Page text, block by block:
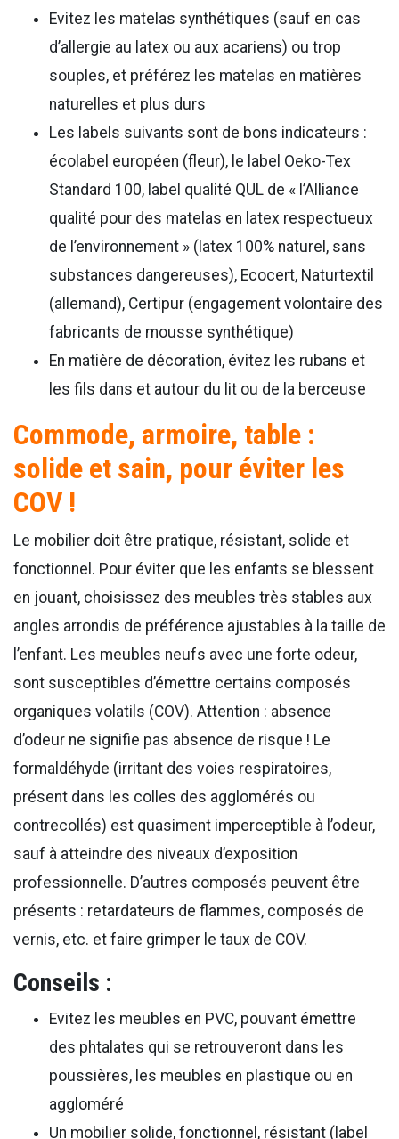
Evitez les matelas synthétiques (sauf en cas
d’allergie au latex ou aux acariens) ou trop
souples, et préférez les matelas en matières
naturelles et plus durs
Les labels suivants sont de bons indicateurs :
écolabel européen (fleur), le label Oeko-Tex
Standard 100, label qualité QUL de « l’Alliance
qualité pour des matelas en latex respectueux
de l’environnement » (latex 100% naturel, sans
substances dangereuses), Ecocert, Naturtextil
(allemand), Certipur (engagement volontaire des
fabricants de mousse synthétique)
En matière de décoration, évitez les rubans et
les fils dans et autour du lit ou de la berceuse
Commode, armoire, table :
solide et sain, pour éviter les
COV !
Le mobilier doit être pratique, résistant, solide et
fonctionnel. Pour éviter que les enfants se blessent
en jouant, choisissez des meubles très stables aux
angles arrondis de préférence ajustables à la taille de
l’enfant. Les meubles neufs avec une forte odeur,
sont susceptibles d’émettre certains composés
organiques volatils (COV). Attention : absence
d’odeur ne signifie pas absence de risque ! Le
formaldéhyde (irritant des voies respiratoires,
présent dans les colles des agglomérés ou
contrecollés) est quasiment imperceptible à l’odeur,
sauf à atteindre des niveaux d’exposition
professionnelle. D’autres composés peuvent être
présents : retardateurs de flammes, composés de
vernis, etc. et faire grimper le taux de COV.
Conseils :
Evitez les meubles en PVC, pouvant émettre
des phtalates qui se retrouveront dans les
poussières, les meubles en plastique ou en
aggloméré
Un mobilier solide, fonctionnel, résistant (label